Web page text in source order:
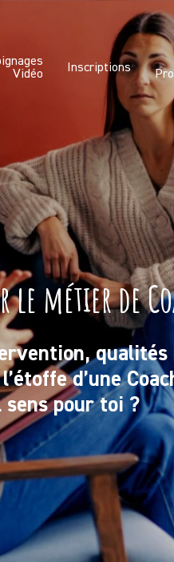
Vidéo
Inscriptions
métier de
d’une
pour toi ?